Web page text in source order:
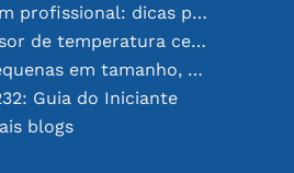
Soldando como um profissional: dicas para conexões eletrônicas perfeitas
Escolhendo o sensor de temperatura certo [youtube]
Baterias 18650: Pequenas em tamanho, grandes em desempenho
Guia do Iniciante
blogs